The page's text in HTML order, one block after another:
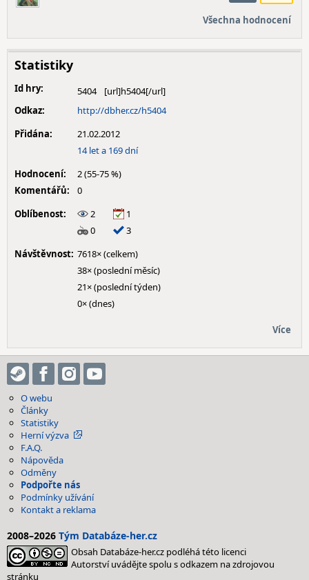
Všechna hodnocení
Statistiky
Id hry:
5404
Odkaz:
http://dbher.cz/h5404
Přidána:
21.02.2012
14 let a 169 dní
Hodnocení:
2 (55-75 %)
Komentářů:
0
Oblíbenost:
2
1
0
3
Návštěvnost: 7618× (celkem)
38× (poslední měsíc)
21× (poslední týden)
0× (dnes)
Více
O webu
Články
Statistiky
Herní výzva
F.A.Q.
Nápověda
Odměny
Podpořte nás
Podmínky užívání
Kontakt a reklama
2008–2026 Tým Databáze-her.cz
Obsah Databáze-her.cz podléhá této licenci
Autorství uvádějte spolu s odkazem na zdrojovou
stránku